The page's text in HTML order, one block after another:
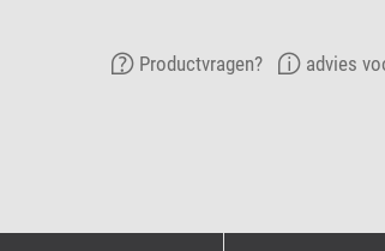
Productvragen? advies